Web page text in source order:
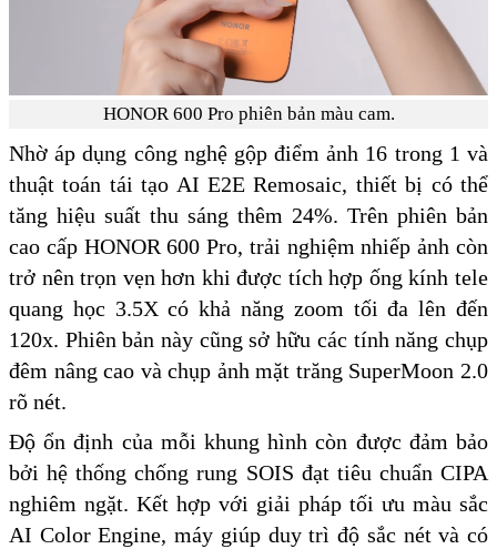
HONOR 600 Pro phiên bản màu cam.
Nhờ áp dụng công nghệ gộp điểm ảnh 16 trong 1 và
thuật toán tái tạo AI E2E Remosaic, thiết bị có thể
tăng hiệu suất thu sáng thêm 24%. Trên phiên bản
cao cấp HONOR 600 Pro, trải nghiệm nhiếp ảnh còn
trở nên trọn vẹn hơn khi được tích hợp ống kính tele
quang học 3.5X có khả năng zoom tối đa lên đến
120x. Phiên bản này cũng sở hữu các tính năng chụp
đêm nâng cao và chụp ảnh mặt trăng SuperMoon 2.0
rõ nét.
Độ ổn định của mỗi khung hình còn được đảm bảo
bởi hệ thống chống rung SOIS đạt tiêu chuẩn CIPA
nghiêm ngặt. Kết hợp với giải pháp tối ưu màu sắc
AI Color Engine, máy giúp duy trì độ sắc nét và có